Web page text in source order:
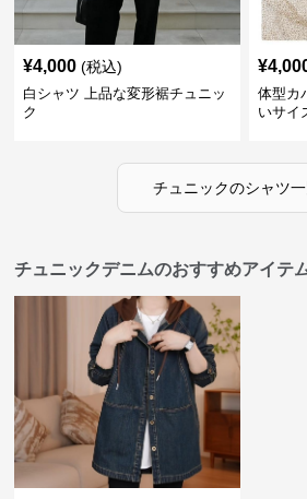
¥4,000 (税込)
白シャツ 上品な変形裾チュニッ
ク
¥
体型カ
いサイ
チュニックのシャツ
チュニックデニムのおすすめアイテ